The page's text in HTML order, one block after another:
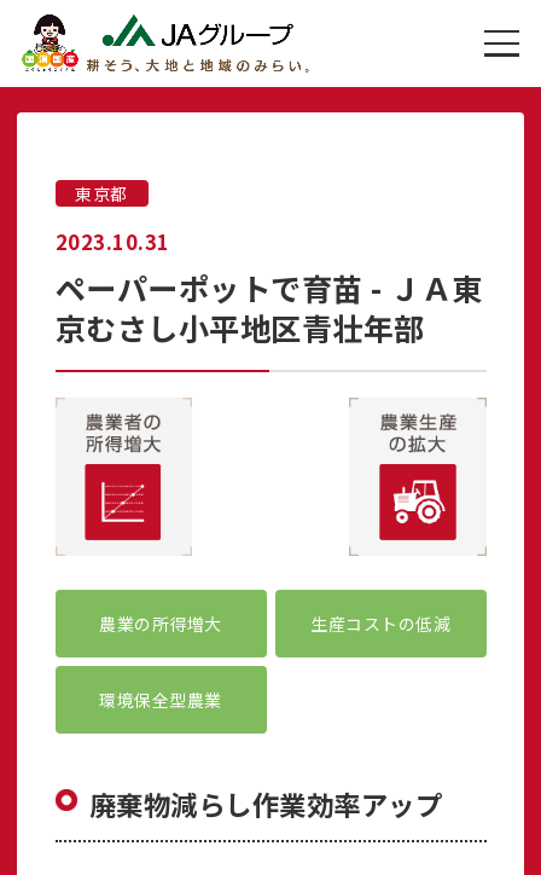
東京都
2023.10.31
ペーパーポットで育苗 - ＪＡ東
京むさし小平地区青壮年部
農業の所得増大 生産コストの低減
環境保全型農業
廃棄物減らし作業効率アップ